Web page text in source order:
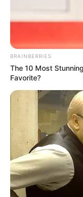
BRAINBERRIES
The 10 Most
Favorite?